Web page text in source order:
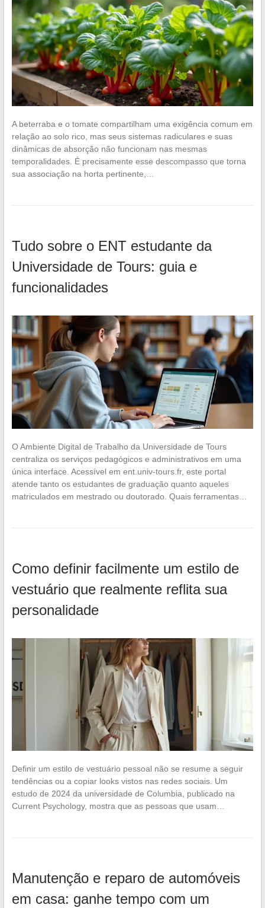
A beterraba e o tomate compartilham uma exigência comum em
relação ao solo rico, mas seus sistemas radiculares e suas
dinâmicas de absorção não funcionam nas mesmas
temporalidades. É precisamente esse descompasso que torna
sua associação na horta pertinente,…
Tudo sobre o ENT estudante da
Universidade de Tours: guia e
funcionalidades
O Ambiente Digital de Trabalho da Universidade de Tours
centraliza os serviços pedagógicos e administrativos em uma
única interface. Acessível em ent.univ-tours.fr, este portal
atende tanto os estudantes de graduação quanto aqueles
matriculados em mestrado ou doutorado. Quais ferramentas…
Como definir facilmente um estilo de
vestuário que realmente reflita sua
personalidade
Definir um estilo de vestuário pessoal não se resume a seguir
tendências ou a copiar looks vistos nas redes sociais. Um
estudo de 2024 da universidade de Columbia, publicado na
Current Psychology, mostra que as pessoas que usam…
Manutenção e reparo de automóveis
em casa: ganhe tempo com um